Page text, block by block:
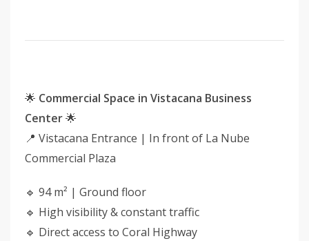
🌟 Commercial Space in Vistacana Business
Center🌟
📍 Vistacana Entrance | In front of La Nube
Commercial Plaza
🔹 94 m² | Ground floor
🔹 High visibility & constant traffic
🔹 Direct access to Coral Highway